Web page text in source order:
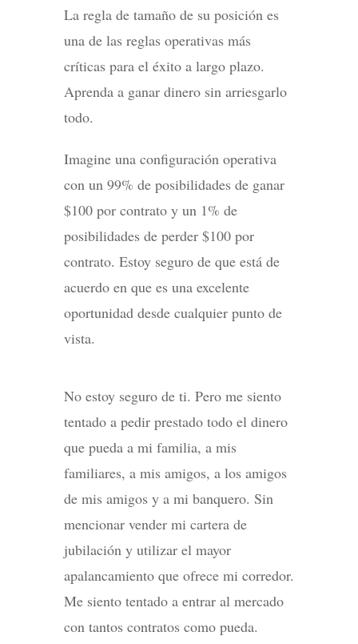
La regla de tamaño de su posición es
una de las reglas operativas más
críticas para el éxito a largo plazo.
Aprenda a ganar dinero sin arriesgarlo
todo.
Imagine una configuración operativa
con un 99% de posibilidades de ganar
$100 por contrato y un 1% de
posibilidades de perder $100 por
contrato. Estoy seguro de que está de
acuerdo en que es una excelente
oportunidad desde cualquier punto de
vista.
No estoy seguro de ti. Pero me siento
tentado a pedir prestado todo el dinero
que pueda a mi familia, a mis
familiares, a mis amigos, a los amigos
de mis amigos y a mi banquero. Sin
mencionar vender mi cartera de
jubilación y utilizar el mayor
apalancamiento que ofrece mi corredor.
Me siento tentado a entrar al mercado
con tantos contratos como pueda.